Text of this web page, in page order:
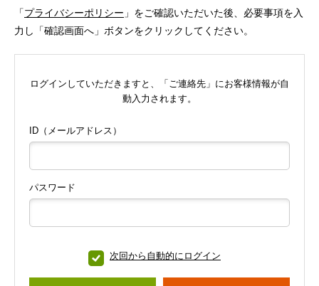
「プライバシーポリシー 」をご確認いただいた後、必要事項を入
力し「確認画面へ」ボタンをクリックしてください。
ログインしていただきますと、「ご連絡先」にお客様情報が自
動入力されます。
ID（メールアドレス）
パスワード
次回から自動的にログイン